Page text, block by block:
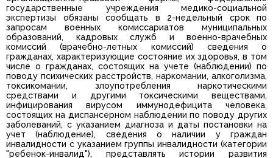
государственные учреждения медико-социальной
экспертизы обязаны сообщать в 2-недельный срок по
запросам военных комиссариатов муниципальных
образований, кадровых служб и военно-врачебных
комиссий (врачебно-летных комиссий) сведения о
гражданах, характеризующие состояние их здоровья, в том
числе о гражданах, состоящих на учете (наблюдении) по
поводу психических расстройств, наркомании, алкоголизма,
токсикомании, злоупотребления наркотическими
средствами и другими токсическими веществами,
инфицирования вирусом иммунодефицита человека,
состоящих на диспансерном наблюдении по поводу других
заболеваний, с указанием диагноза и даты постановки на
учет (наблюдение), сведения о наличии у граждан
инвалидности с указанием группы инвалидности (категории
"ребенок-инвалид"), представлять истории развития